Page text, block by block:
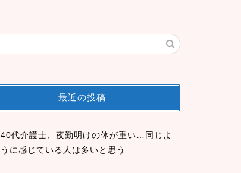
最近の投稿
40代介護士、夜勤明けの体が重い…同じよ
うに感じている人は多いと思う